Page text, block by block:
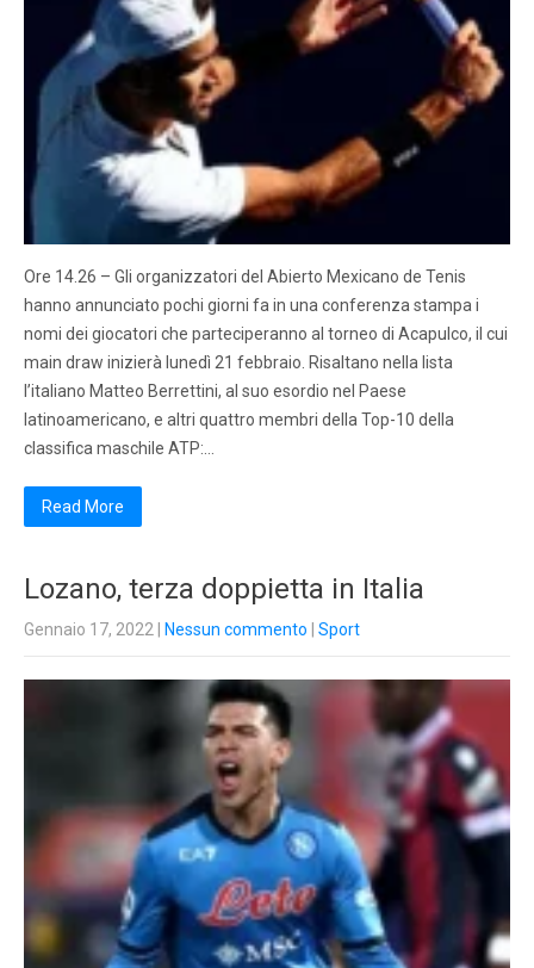
Ore 14.26 – Gli organizzatori del Abierto Mexicano de Tenis
hanno annunciato pochi giorni fa in una conferenza stampa i
nomi dei giocatori che parteciperanno al torneo di Acapulco, il cui
main draw inizierà lunedì 21 febbraio. Risaltano nella lista
l’italiano Matteo Berrettini, al suo esordio nel Paese
latinoamericano, e altri quattro membri della Top-10 della
classifica maschile ATP:…
Read More
Lozano, terza doppietta in Italia
Gennaio 17, 2022 Nessun commento Sport